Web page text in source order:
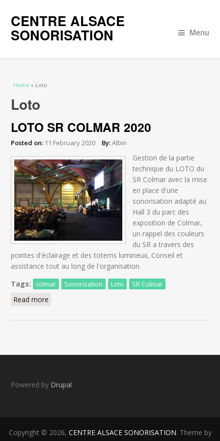
CENTRE ALSACE
SONORISATION Menu
You are here
Home » Loto
Loto
LOTO SR COLMAR 2020
Posted on: 11 February 2020 By:Albin
Gestion de la partie
technique du LOTO du
SR Colmar avec la mise
en place d'une
sonorisation adapté au
Hall 3 du parc des
exposition de Colmar,
un rappel des couleurs
du SR a travers des
pointes d'éclairage et des totems lumineux, Conseil et
assistance tout au long de l'organisation.
Tags:
colmar Sonorisation Loto SR Colmar
Read more
Powered by Drupal
Copyright © 2026, CENTRE ALSACE SONORISATION. Theme by